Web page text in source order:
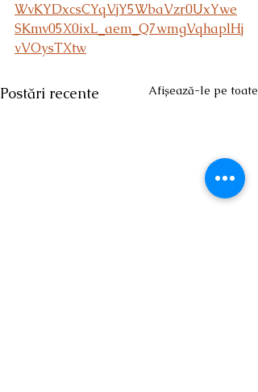
WvKYDxcsCYqVjY5WbaVzr0UxYwe
SKmv05X0ixL_aem_Q7wmgVqhaplHj
vVOysTXtw
Postări recente Afișează-le pe toate